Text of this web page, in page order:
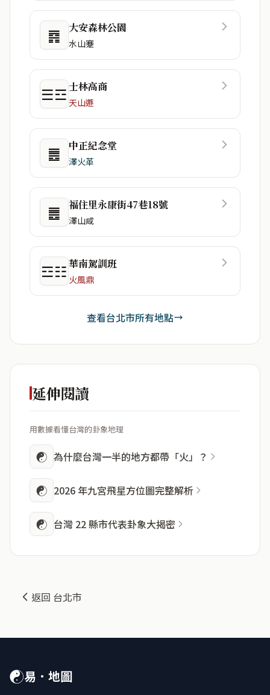
䷴ 大安森林公園
水山蹇
☰☲士林高商
天山遯
䷌ 中正紀念堂
澤火革
䷌ 福住里永康街47巷18號
澤山咸
☲☷華南駕訓班
火風鼎
查看台北市所有地點
延伸閱讀
用數據看懂台灣的卦象地理
☯ 為什麼台灣一半的地方都帶「火」？
☯ 2026 年九宮飛星方位圖完整解析
☯ 台灣 22 縣市代表卦象大揭密
返回 台北市
☯易．地圖